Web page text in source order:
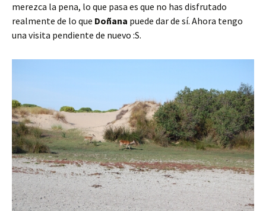
merezca la pena, lo que pasa es que no has disfrutado
realmente de lo que Doñana puede dar de sí. Ahora tengo
una visita pendiente de nuevo :S.